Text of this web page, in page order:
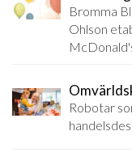
Bromma
Ohlson
Robotar